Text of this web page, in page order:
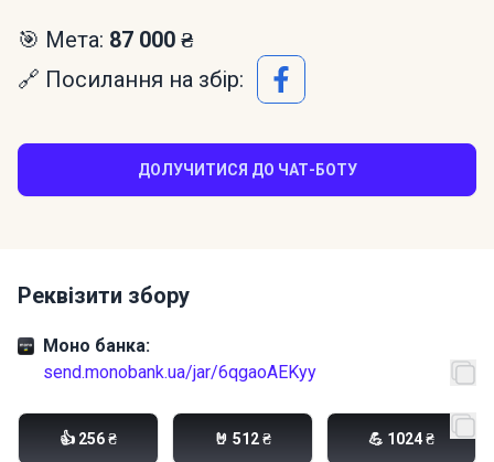
🎯 Мета: 87 000 ₴
🔗 Посилання на збір:
ДОЛУЧИТИСЯ ДО ЧАТ-БОТУ
Реквізити збору
Моно банка:
send.monobank.ua/jar/6qgaoAEKyy
👍 256 ₴ 🤘 512 ₴ 💪 1024 ₴
5457 0822 3781 8237